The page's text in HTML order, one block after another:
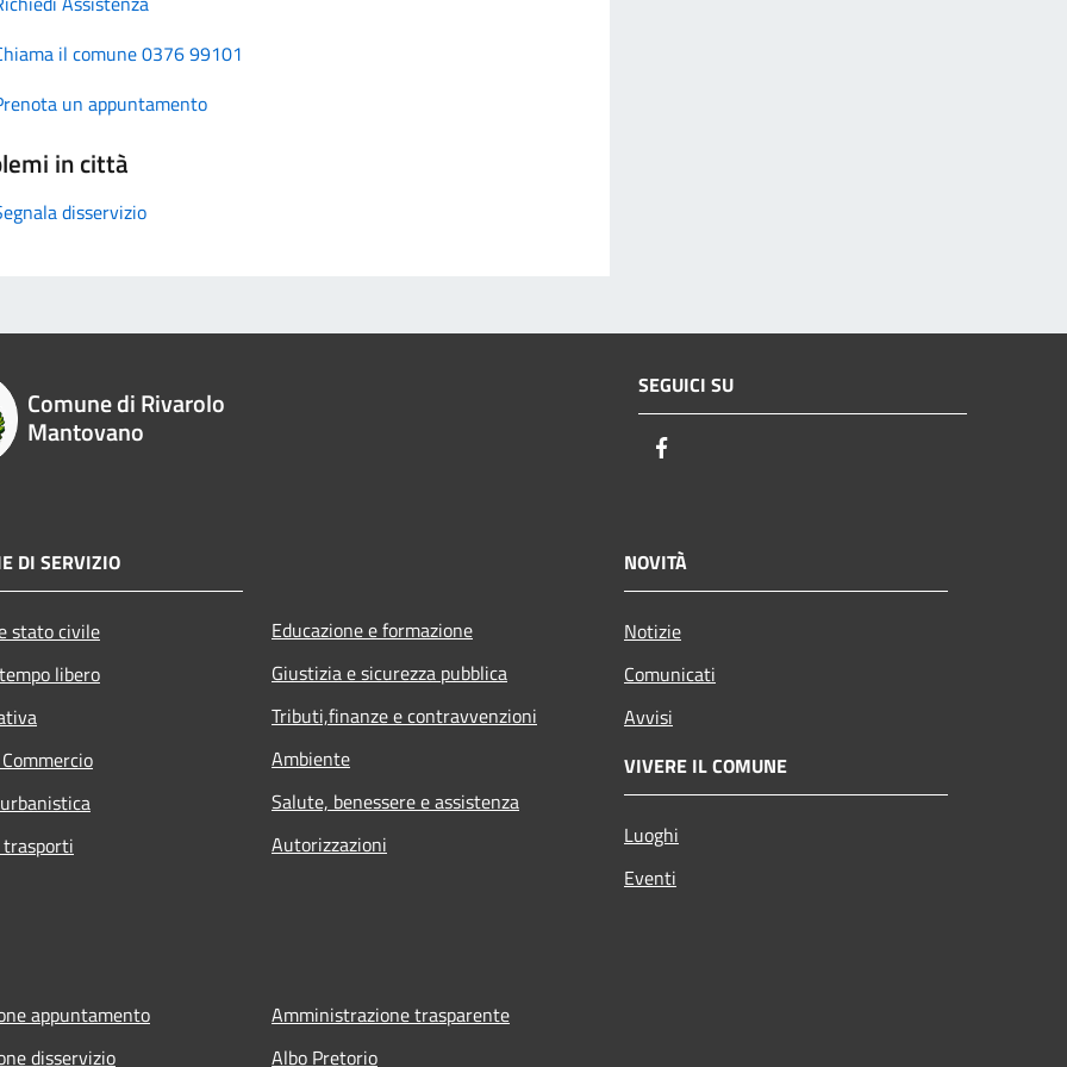
il comune 0376 99101
un appuntamento
in città
disservizio
Comune di Rivarolo
Mantovano
SEGUICI SU
DI SERVIZIO
stato civile
libero
Educazione e formazione
Giustizia e sicurezza pubblica
Tributi,finanze e contravvenzioni
Ambiente
Salute, benessere e assistenza
Autorizzazioni
NOVITÀ
Notizie
Comunicati
Avvisi
VIVERE IL COMUNE
Luoghi
Eventi
appuntamento
disservizio
Amministrazione trasparente
Albo Pretorio